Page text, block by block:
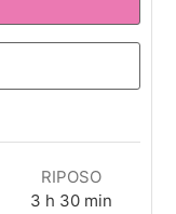
RIPOSO
3 ore
h 30minuti
min